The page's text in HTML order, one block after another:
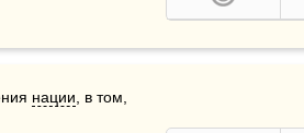
нации , в том,